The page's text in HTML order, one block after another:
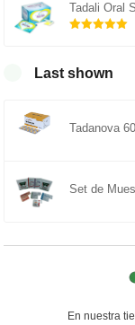
5
Tadali Oral
Last shown
Tadanova
Set de
En nuestra